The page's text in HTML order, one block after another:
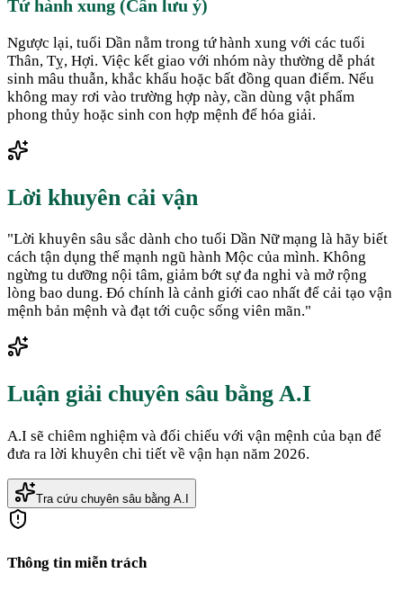
Tứ hành xung (Cần lưu ý)
Ngược lại, tuổi Dần nằm trong tứ hành xung với các tuổi
Thân, Tỵ, Hợi. Việc kết giao với nhóm này thường dễ phát
sinh mâu thuẫn, khắc khẩu hoặc bất đồng quan điểm. Nếu
không may rơi vào trường hợp này, cần dùng vật phẩm
phong thủy hoặc sinh con hợp mệnh để hóa giải.
Lời khuyên cải vận
"Lời khuyên sâu sắc dành cho tuổi Dần Nữ mạng là hãy biết
cách tận dụng thế mạnh ngũ hành Mộc của mình. Không
ngừng tu dưỡng nội tâm, giảm bớt sự đa nghi và mở rộng
lòng bao dung. Đó chính là cảnh giới cao nhất để cải tạo vận
mệnh bản mệnh và đạt tới cuộc sống viên mãn."
Luận giải chuyên sâu bằng A.I
A.I sẽ chiêm nghiệm và đối chiếu với vận mệnh của bạn để
đưa ra lời khuyên chi tiết về vận hạn năm 2026.
Tra cứu chuyên sâu bằng A.I
Thông tin miễn trách